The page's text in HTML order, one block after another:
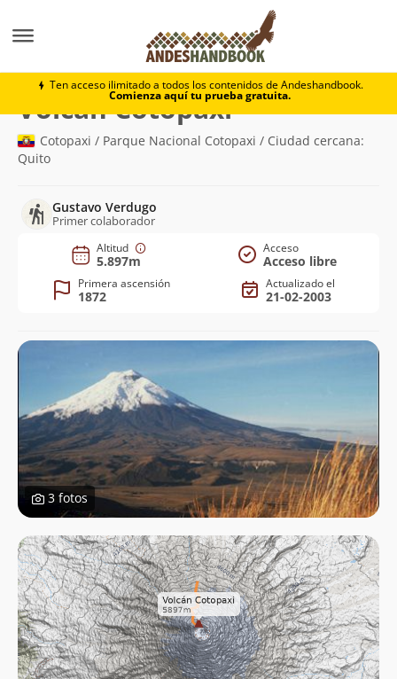
Ten acceso ilimitado a todos los contenidos de Andeshandbook.
Comienza aquí tu prueba gratuita.
Volcán Cotopaxi
Volcán Cotopaxi(5.897m)
Cotopaxi / Parque Nacional Cotopaxi / Ciudad cercana:
Quito
Gustavo Verdugo
Primer colaborador
Altitud
5.897m
Acceso
Acceso libre
Primera ascensión
1872
Actualizado el
21-02-2003
3 fotos